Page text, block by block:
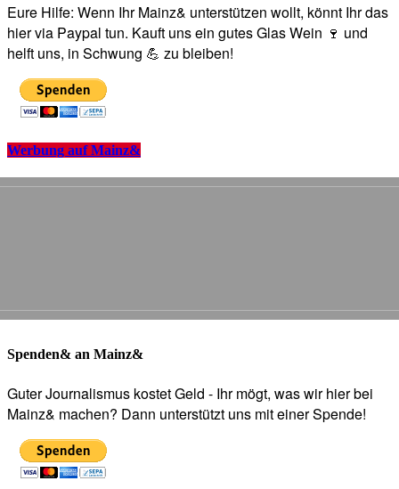
Eure Hilfe: Wenn Ihr Mainz& unterstützen wollt, könnt Ihr das
hier via Paypal tun. Kauft uns ein gutes Glas Wein 🍷 und
helft uns, in Schwung 💪 zu bleiben!
Werbung auf Mainz&
Spenden& an Mainz&
Guter Journalismus kostet Geld - Ihr mögt, was wir hier bei
Mainz& machen? Dann unterstützt uns mit einer Spende!